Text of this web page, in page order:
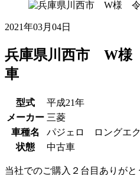
2021年03月04日
兵庫県川西市 W様
車
型式
平成21年
メーカー 三菱
車種名
パジェロ ロングエ
状態
中古車
当社でのご購入２台目ありが